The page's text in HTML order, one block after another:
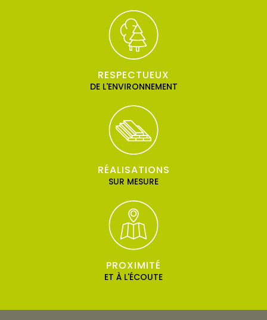
RESPECTUEUX
DE L'ENVIRONNEMENT
RÉALISATIONS
SUR MESURE
PROXIMITÉ
ET À L'ÉCOUTE